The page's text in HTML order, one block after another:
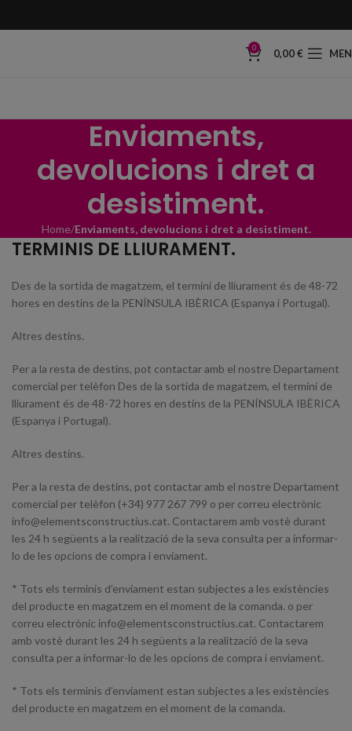
0 0,00€
Enviaments,
devolucions i dret a
desistiment.
Home Enviaments, devolucions i dret a desistiment.
TERMINIS DE LLIURAMENT.
Des de la sortida de magatzem, el termini de lliurament és de 48-72
hores en destins de la PENÍNSULA IBÈRICA (Espanya i Portugal).
Altres destins.
Per a la resta de destins, pot contactar amb el nostre Departament
comercial per telèfon Des de la sortida de magatzem, el termini de
lliurament és de 48-72 hores en destins de la PENÍNSULA IBÈRICA
(Espanya i Portugal).
Altres destins.
Per a la resta de destins, pot contactar amb el nostre Departament
comercial per telèfon (+34) 977 267 799 o per correu electrònic
info@elementsconstructius.cat. Contactarem amb vostè durant
les 24 h següents a la realització de la seva consulta per a informar-
lo de les opcions de compra i enviament.
* Tots els terminis d’enviament estan subjectes a les existències
del producte en magatzem en el moment de la comanda. o per
correu electrònic info@elementsconstructius.cat. Contactarem
amb vostè durant les 24 h següents a la realització de la seva
consulta per a informar-lo de les opcions de compra i enviament.
* Tots els terminis d’enviament estan subjectes a les existències
del producte en magatzem en el moment de la comanda.